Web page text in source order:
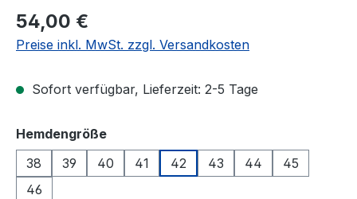
Regulärer Preis:
54,00 €
Preise inkl. MwSt. zzgl. Versandkosten
Sofort verfügbar, Lieferzeit: 2-5 Tage
Hemdengrößeauswählen
38
39 40 41 42 43 44
45
46